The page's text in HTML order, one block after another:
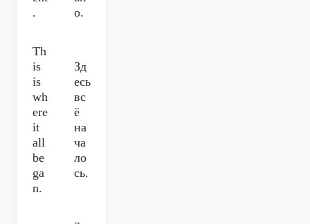
.
о.
Th
is
is
wh
ere
it
all
be
ga
n.
Зд
есь
вс
ё
на
ча
ло
сь.